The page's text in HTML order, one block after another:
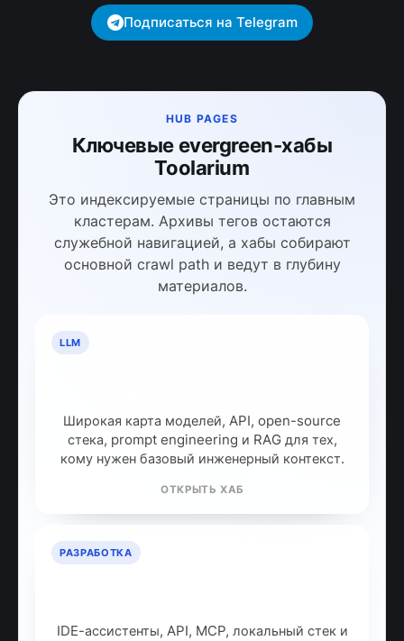
Подписаться на Telegram
HUB PAGES
Ключевые evergreen-хабы
Toolarium
Это индексируемые страницы по главным
кластерам. Архивы тегов остаются
служебной навигацией, а хабы собирают
основной crawl path и ведут в глубину
материалов.
LLM
Широкая карта моделей, API, open-source
стека, prompt engineering и RAG для тех,
кому нужен базовый инженерный контекст.
ОТКРЫТЬ ХАБ
РАЗРАБОТКА
IDE-ассистенты, API, MCP, локальный стек и